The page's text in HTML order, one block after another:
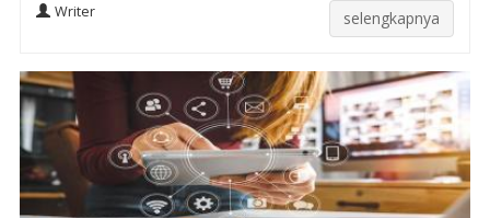
Writer
selengkapnya